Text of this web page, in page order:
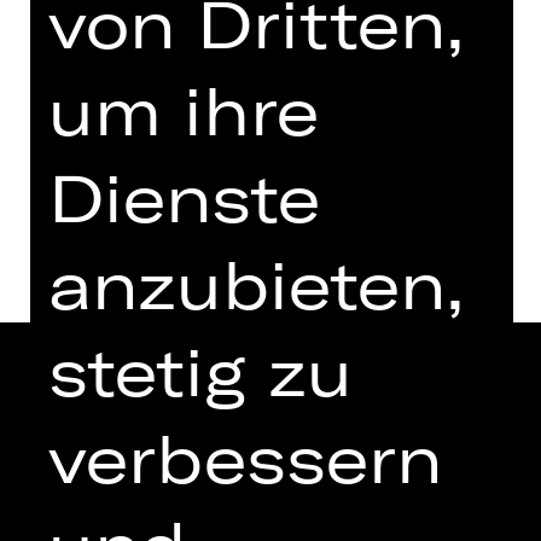
mit einer Pause
Termine und Besetzung
von Dritten,
um ihre
Dienste
anzubieten,
stetig zu
verbessern